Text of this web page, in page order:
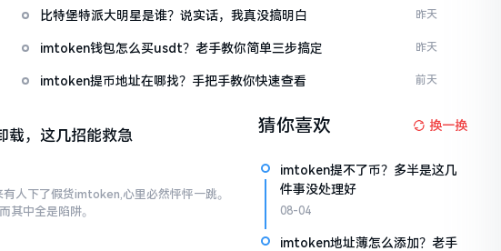
比特堡特派大明星是谁？说实话，我真没搞明白 昨天
imtoken钱包怎么买usdt？老手教你简单三步搞定 昨天
imtoken提币地址在哪找？手把手教你快速查看 前天
载，这几招能救急
人下了假货imtoken,心里必然怦怦一跳。
其中全是陷阱。
猜你喜欢 换一换
imtoken提不了币？多半是这几
件事没处理好
08-04
imtoken地址薄怎么添加？老手